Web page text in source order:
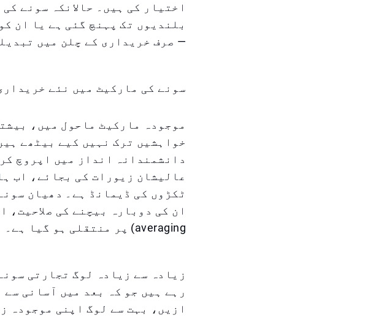
اختیار کی ہیں۔ حالانکہ سونے
بلندیوں تک پہنچ گئی ہے یا ان
— صرف خریداری کے چلن میں
سونے کی مارکیٹ میں نئے
موجودہ مارکیٹ ماحول میں،
خواہشیں ترک نہیں کیے بیٹھے
دانشمندانہ انداز میں اپروچ
عالیشان زیورات کی بجائے، اب
ٹکڑوں کی ڈیمانڈ ہے۔ دھیان
averaging) پر منتقلی ہو گیا ہے۔
زیادہ سے زیادہ لوگ تجارتی
رہے ہیں جو کہ بعد میں آسانی سے
ازیں، بہت سے لوگ اپنی موجودہ